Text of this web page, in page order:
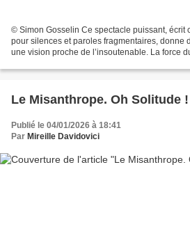
© Simon Gosselin Ce spectacle puissant, écrit
pour silences et paroles fragmentaires, donne
une vision proche de l’insoutenable. La force
Le Misanthrope. Oh Solitude !
Publié le 04/01/2026 à 18:41
Par Mireille Davidovici